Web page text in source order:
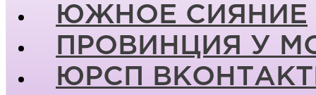
ЮЖНОЕ СИЯНИЕ
ПРОВИНЦИЯ У
ЮРСП